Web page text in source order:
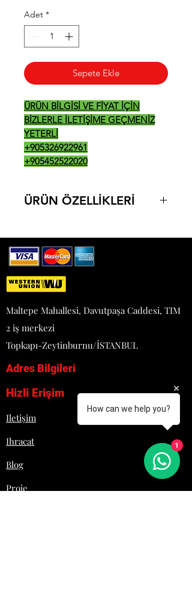
Adet *
Sepete Ekle
ÜRÜN BİLGİSİ VE FİYAT İÇİN
BİZLERLE İLETİŞİME GEÇMENİZ
YETERLİ
+905326922961
+905452522020
ÜRÜN ÖZELLİKLERİ
KG , 19 KW, 380 V
1200*900*850> 6+1 FIRIN , 170
KG , 27 KW , 380 V
Maltepe Mahallesi, Davutpaşa Caddesi, TIM
2 iş merkezi
Topkapı-Zeytinburnu/İSTANBUL
Adres Bilgileri
Hizli Erişim
Iletişim
Ihracat
Blog
Proje
How can we help you?
1